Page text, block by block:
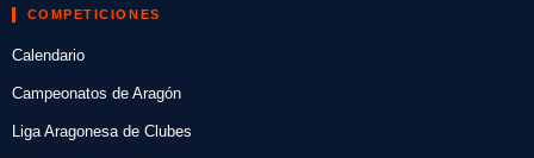
COMPETICIONES
Calendario
Campeonatos de Aragón
Liga Aragonesa de Clubes